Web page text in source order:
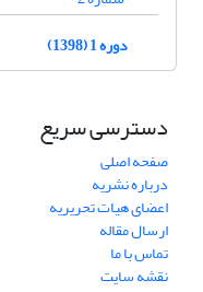
دوره 1 (1398)
دسترسی سریع
صفحه اصلی
درباره نشریه
اعضای هیات تحریریه
ارسال مقاله
تماس با ما
نقشه سایت